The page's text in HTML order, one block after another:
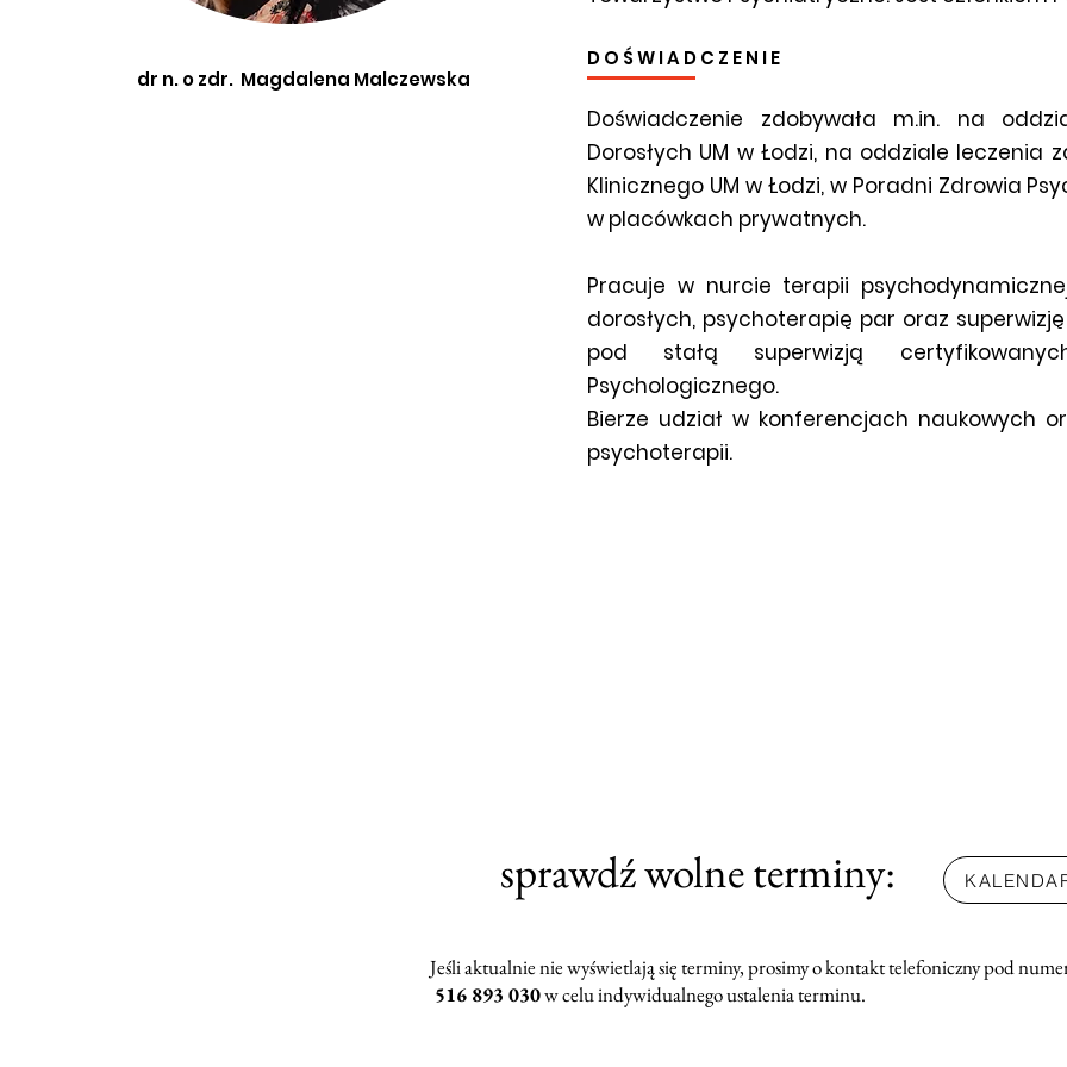
dr n. o zdr. Magdalena Malczewska
D O Ś W I A D C Z E N I E
Doświadczenie zdobywała m.in. na
Dorosłych UM w Łodzi, na oddziale
Klinicznego UM w Łodzi, w Poradni Zdrowia
w placówkach prywatnych.
Pracuje w nurcie terapii
dorosłych, psychoterapię par oraz
pod stałą superwizją
Psychologicznego.
Bierze udział w konferencjach naukowych
psychoterapii.
sprawdź wolne terminy:
Jeśli aktualnie nie wyświetlają się terminy, prosimy o kontakt telefoniczny pod
516 893 030w celu indywidualnego ustalenia terminu.